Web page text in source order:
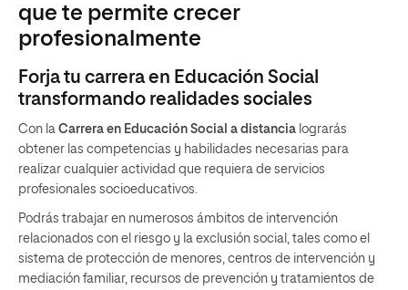
que te permite crecer
profesionalmente
Forja tu carrera en Educación Social
transformando realidades sociales
Con la Carrera en Educación Social a distancia lograrás
obtener las competencias y habilidades necesarias para
realizar cualquier actividad que requiera de servicios
profesionales socioeducativos.
Podrás trabajar en numerosos ámbitos de intervención
relacionados con el riesgo y la exclusión social, tales como el
sistema de protección de menores, centros de intervención y
mediación familiar, recursos de prevención y tratamientos de